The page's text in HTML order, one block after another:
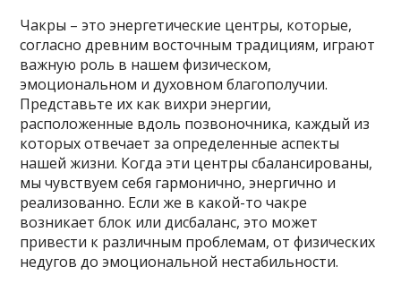
Чакры – это энергетические центры, которые,
согласно древним восточным традициям, играют
важную роль в нашем физическом,
эмоциональном и духовном благополучии.
Представьте их как вихри энергии,
расположенные вдоль позвоночника, каждый из
которых отвечает за определенные аспекты
нашей жизни. Когда эти центры сбалансированы,
мы чувствуем себя гармонично, энергично и
реализованно. Если же в какой-то чакре
возникает блок или дисбаланс, это может
привести к различным проблемам, от физических
недугов до эмоциональной нестабильности.